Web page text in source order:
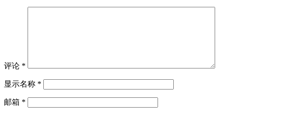
评论 *
显示名称 *
邮箱 *